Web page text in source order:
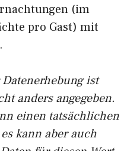
(im
pro Gast) mit
ist
anders angegeben.
einen tatsächlichen
kann aber auch